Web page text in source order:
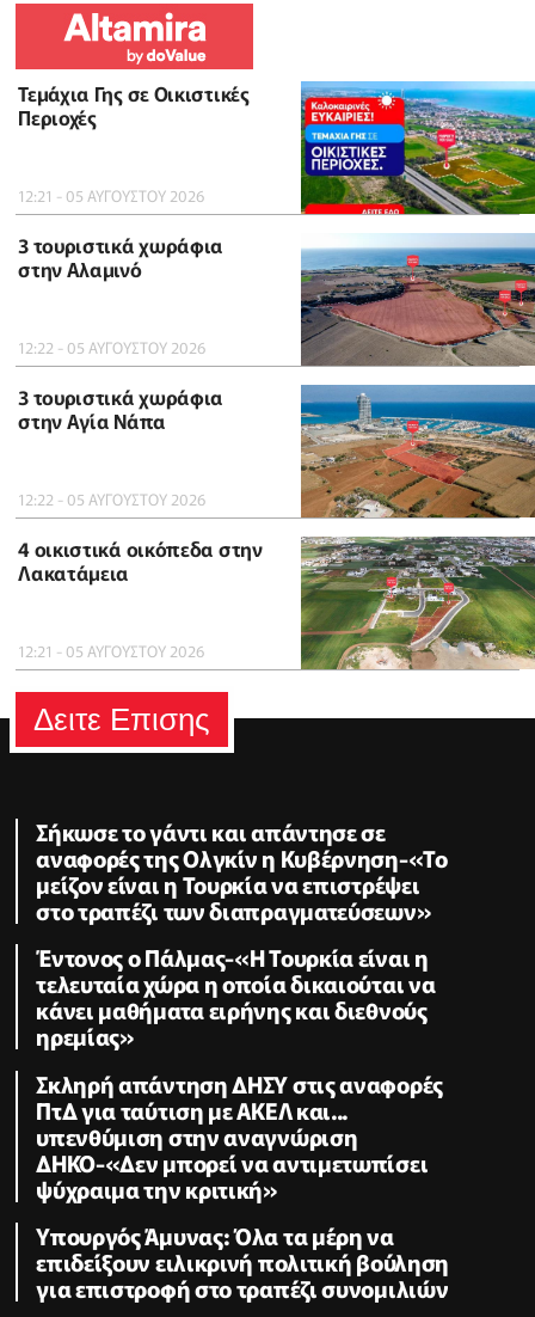
Τεμάχια Γης σε Οικιστικές
Περιοχές
12:21 - 05 ΑΥΓΟΥΣΤΟΥ 2026
3 τουριστικά χωράφια
στην Αλαμινό
12:22 - 05 ΑΥΓΟΥΣΤΟΥ 2026
3 τουριστικά χωράφια
στην Αγία Νάπα
12:22 - 05 ΑΥΓΟΥΣΤΟΥ 2026
4 οικιστικά οικόπεδα στην
Λακατάμεια
12:21 - 05 ΑΥΓΟΥΣΤΟΥ 2026
Δειτε Επισης
Σήκωσε το γάντι και απάντησε σε
αναφορές της Ολγκίν η Κυβέρνηση-«Το
μείζον είναι η Τουρκία να επιστρέψει
στο τραπέζι των διαπραγματεύσεων»
Έντονος ο Πάλμας-«Η Τουρκία είναι η
τελευταία χώρα η οποία δικαιούται να
κάνει μαθήματα ειρήνης και διεθνούς
ηρεμίας»
Σκληρή απάντηση ΔΗΣΥ στις αναφορές
ΠτΔ για ταύτιση με ΑΚΕΛ και...
υπενθύμιση στην αναγνώριση
ΔΗΚΟ-«Δεν μπορεί να αντιμετωπίσει
ψύχραιμα την κριτική»
Υπουργός Άμυνας: Όλα τα μέρη να
επιδείξουν ειλικρινή πολιτική βούληση
για επιστροφή στο τραπέζι συνομιλιών